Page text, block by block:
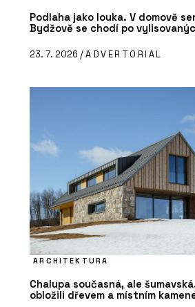
Podlaha jako louka. V domově
Bydžově se chodí po
23. 7. 2026 /ADVERTORIAL
ARCHITEKTURA
Chalupa současná, ale
obložili dřevem a místním